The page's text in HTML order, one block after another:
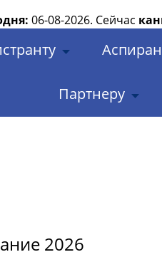
06-08-2026. Сейчас
Партнеру
2026